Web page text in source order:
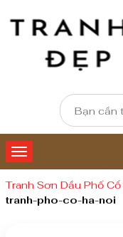
Tranh Sơn Dầu Phố
tranh-pho-co-ha-noi